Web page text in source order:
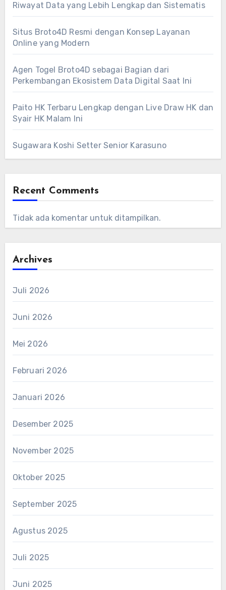
Riwayat Data yang Lebih Lengkap dan Sistematis
Situs Broto4D Resmi dengan Konsep Layanan
Online yang Modern
Agen Togel Broto4D sebagai Bagian dari
Perkembangan Ekosistem Data Digital Saat Ini
Paito HK Terbaru Lengkap dengan Live Draw HK dan
Syair HK Malam Ini
Sugawara Koshi Setter Senior Karasuno
Recent Comments
Tidak ada komentar untuk ditampilkan.
Archives
Juli 2026
Juni 2026
Mei 2026
Februari 2026
Januari 2026
Desember 2025
November 2025
Oktober 2025
September 2025
Agustus 2025
Juli 2025
Juni 2025